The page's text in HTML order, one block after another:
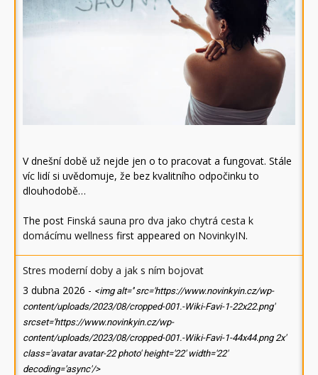
V dnešní době už nejde jen o to pracovat a fungovat. Stále
víc lidí si uvědomuje, že bez kvalitního odpočinku to
dlouhodobě…
The post Finská sauna pro dva jako chytrá cesta k
domácímu wellness first appeared on NovinkyIN.
Stres moderní doby a jak s ním bojovat
3 dubna 2026 - <img alt='' src='https://www.novinkyin.cz/wp-
content/uploads/2023/08/cropped-001.-Wiki-Favi-1-22x22.png'
srcset='https://www.novinkyin.cz/wp-
content/uploads/2023/08/cropped-001.-Wiki-Favi-1-44x44.png 2x'
class='avatar avatar-22 photo' height='22' width='22'
decoding='async'/>